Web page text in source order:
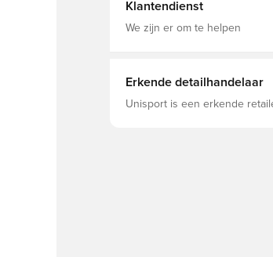
Klantendienst
We zijn er om te helpen
Erkende detailhandelaar
Unisport is een erkende